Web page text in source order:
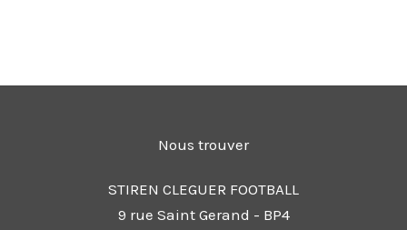
Nous trouver
STIREN CLEGUER FOOTBALL
9 rue Saint Gerand - BP4